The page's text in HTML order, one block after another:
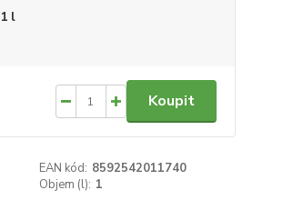
1 l
Koupit
EAN kód: 8592542011740
Objem (l): 1